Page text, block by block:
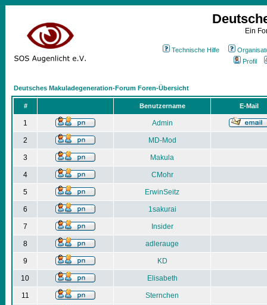
Ein
Technische Hilfe
Profil
Deutsches Makuladegeneration-Forum Foren-Übersicht
# Benutzername E-Mail
1 Admin
2 MD-Mod
3 Makula
4 CMohr
5 ErwinSeitz
6 1sakurai
7 Insider
8 adlerauge
9 KD
10 Elisabeth
11 Sternchen